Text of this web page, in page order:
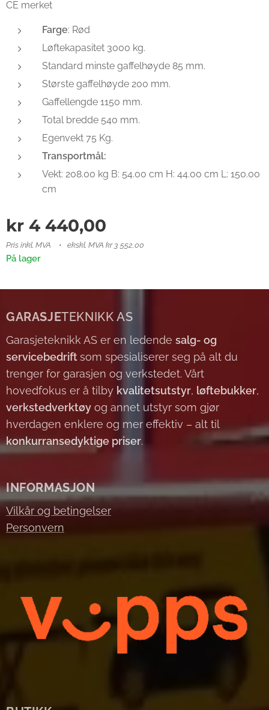
CE merket
Farge: Rød
Løftekapasitet 3000 kg.
Standard minste gaffelhøyde 85 mm.
Største gaffelhøyde 200 mm.
Gaffellengde 1150 mm.
Total bredde 540 mm.
Egenvekt 75 Kg.
Transportmål:
Vekt: 208.00 kg B: 54.00 cm H: 44.00 cm L: 150.00
cm
kr 4 440,00
Pris inkl. MVA ekskl. MVA kr 3 552,00
På lager
GARASJETEKNIKK AS
Garasjeteknikk AS er en ledende salg- og
servicebedriftsom spesialiserer seg på alt du
trenger for garasjen og verkstedet. Vårt
hovedfokus er å tilby kvalitetsutstyr, løftebukker,
verkstedverktøy og annet utstyr som gjør
hverdagen enklere og mer effektiv – alt til
konkurransedyktige priser.
INFORMASJON
Vilkår og betingelser
Personvern